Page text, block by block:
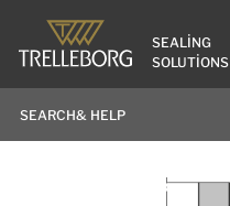
SEALING
SOLUTIONS